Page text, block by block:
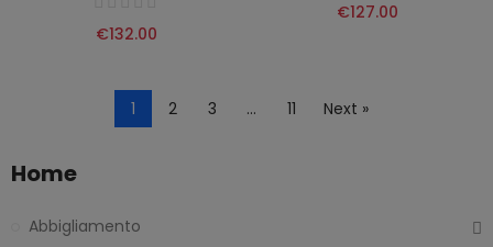
€132.00
€127.00
1 2 3 … 11 Next »
Home
Abbigliamento